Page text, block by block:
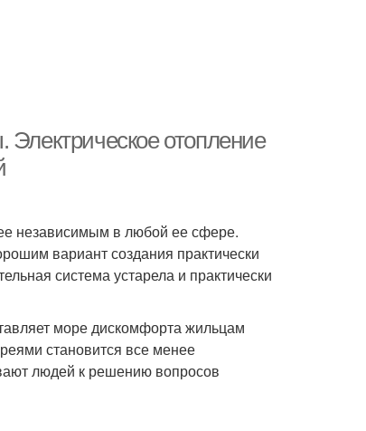
Электрическое отопление
независимым в любой ее сфере.
вариант создания практически
система устарела и практически
море дискомфорта жильцам
становится все менее
людей к решению вопросов